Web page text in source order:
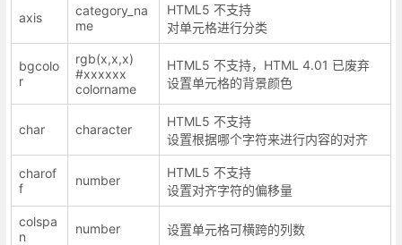
axis
category_na
me
HTML5 不支持
对单元格进行分类
bgcolo
r
rgb(x,x,x)
#xxxxxx
colorname
HTML5 不支持，HTML 4.01 已废弃
设置单元格的背景颜色
char character
HTML5 不支持
设置根据哪个字符来进行内容的对齐
charof
f
number
HTML5 不支持
设置对齐字符的偏移量
colspa
n
number 设置单元格可横跨的列数